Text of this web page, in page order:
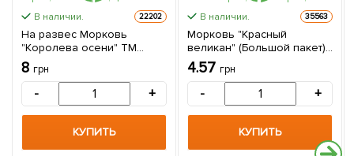
В наличии. 22202
На развес Морковь
"Королева осени" ТМ
"Весна" цена за 10г
8 грн
- +
КУПИТЬ
В наличии. 35563
Морковь "Красный
великан" (Большой пакет)
ТМ "Весна" 4г
4.57 грн
- +
КУПИТЬ